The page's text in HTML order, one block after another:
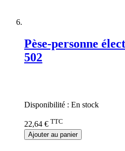
Pèse-personne
502
Disponibilité : En stock
22,64 € TTC
Ajouter au panier